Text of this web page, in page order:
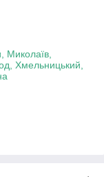
Миколаїв,
Хмельницький,